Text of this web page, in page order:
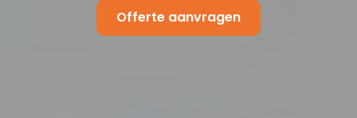
Offerte aanvragen